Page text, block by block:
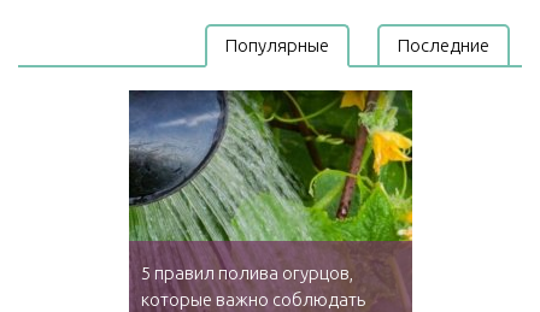
Популярные Последние
5 правил полива огурцов,
которые важно соблюдать